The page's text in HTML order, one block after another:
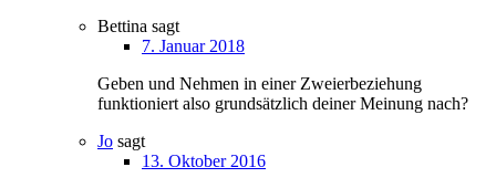
Bettina sagt
7. Januar 2018
Geben und Nehmen in einer Zweierbeziehung
funktioniert also grundsätzlich deiner Meinung nach?
Jo sagt
13. Oktober 2016